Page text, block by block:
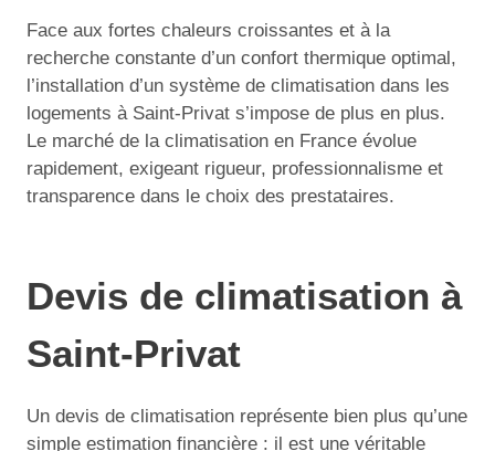
Face aux fortes chaleurs croissantes et à la
recherche constante d’un confort thermique optimal,
l’installation d’un système de climatisation dans les
logements à Saint-Privat s’impose de plus en plus.
Le marché de la climatisation en France évolue
rapidement, exigeant rigueur, professionnalisme et
transparence dans le choix des prestataires.
Devis de climatisation à
Saint-Privat
Un devis de climatisation représente bien plus qu’une
simple estimation financière : il est une véritable